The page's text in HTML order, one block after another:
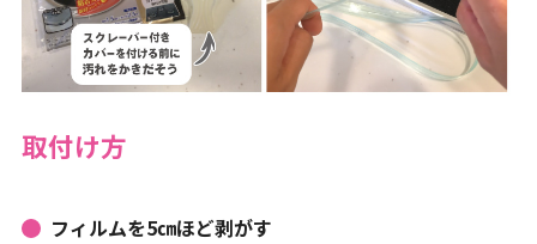
取付け方
フィルムを5㎝ほど剥がす